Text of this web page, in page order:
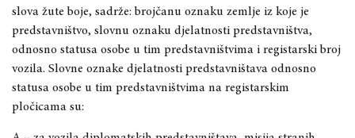
slova žute boje, sadrže: brojčanu oznaku zemlje iz koje je
predstavništvo, slovnu oznaku djelatnosti predstavništva,
odnosno statusa osobe u tim predstavništvima i registarski broj
vozila. Slovne oznake djelatnosti predstavništava odnosno
statusa osobe u tim predstavništvima na registarskim
pločicama su: